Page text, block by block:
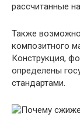
рассчитанные
Также
композитного
Конструкция,
определены
стандартами.